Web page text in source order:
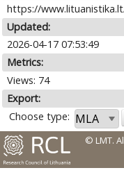
https://
Updated:
2026-04-17 07:53:49
Metrics:
Views: 74
Export:
Choose type:
© LMT.